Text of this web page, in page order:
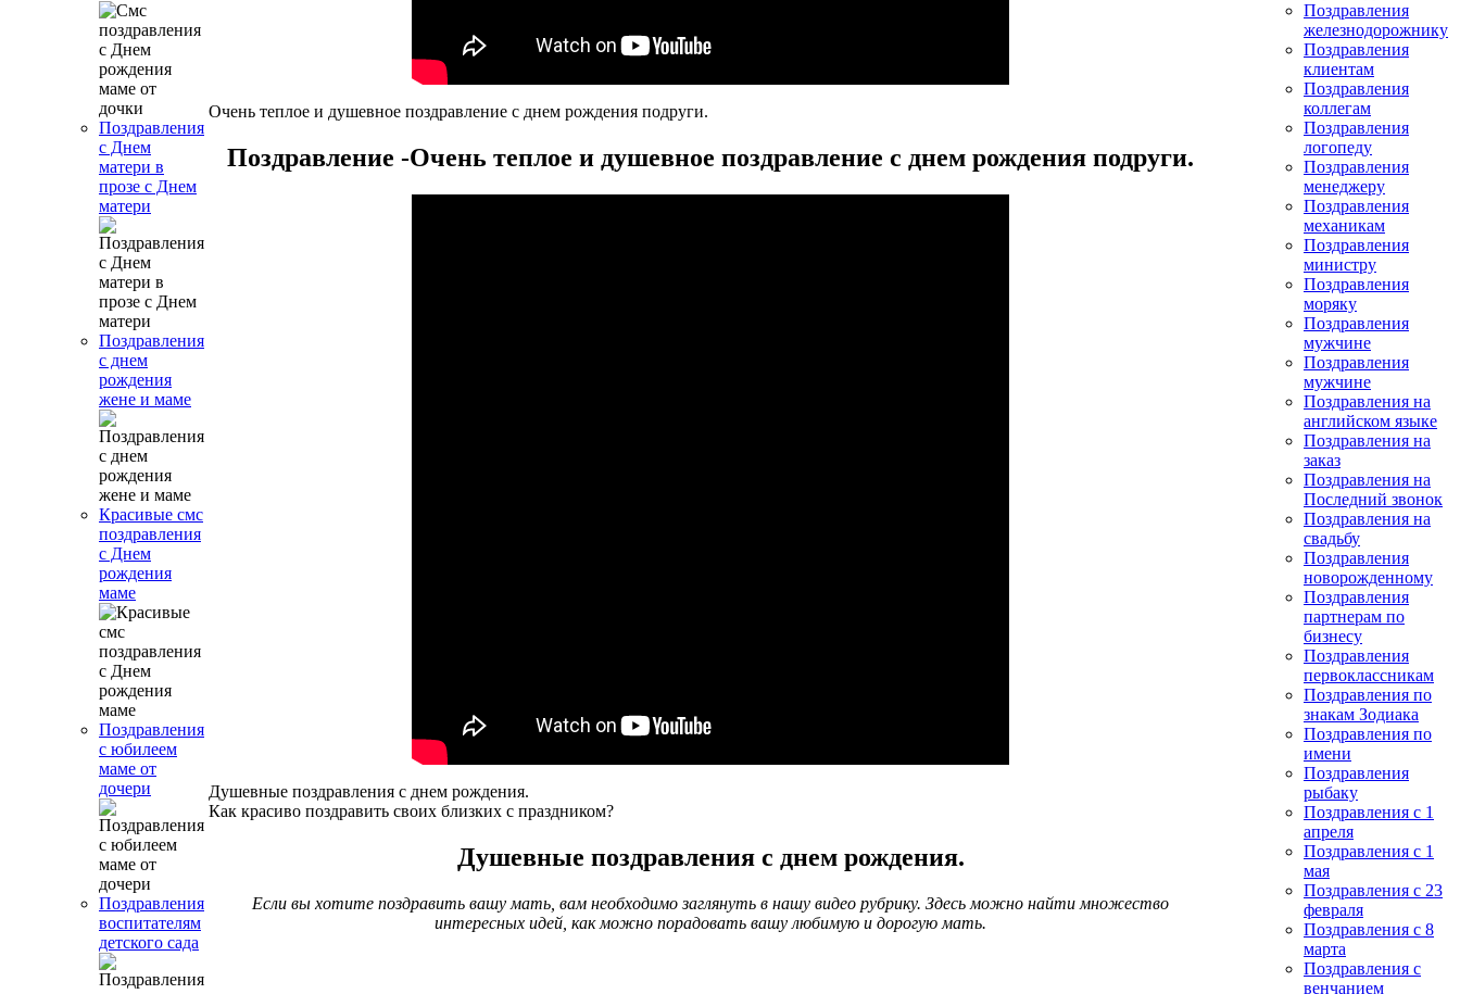
Поздравления
с Днем
матери в
прозе с Днем
матери
Поздравления
с днем
рождения
жене и маме
Красивые смс
поздравления
с Днем
рождения
маме
Поздравления
с юбилеем
маме от
дочери
Поздравления
воспитателям
детского сада
Очень теплое и душевное поздравление с днем рождения подруги.
Поздравление -Очень теплое и душевное поздравление с днем рождения подруги.
Душевные поздравления с днем рождения.
Как красиво поздравить своих близких с праздником?
Душевные поздравления с днем рождения.
Если вы хотите поздравить вашу мать, вам необходимо заглянуть в нашу видео рубрику. Здесь можно найти множество
интересных идей, как можно порадовать вашу любимую и дорогую мать.
Поздравления
железнодорожнику
Поздравления
клиентам
Поздравления
коллегам
Поздравления
логопеду
Поздравления
менеджеру
Поздравления
механикам
Поздравления
министру
Поздравления
моряку
Поздравления
мужчине
Поздравления
мужчине
Поздравления на
английском языке
Поздравления на
заказ
Поздравления на
Последний звонок
Поздравления на
свадьбу
Поздравления
новорожденному
Поздравления
партнерам по
бизнесу
Поздравления
первоклассникам
Поздравления по
знакам Зодиака
Поздравления по
имени
Поздравления
рыбаку
Поздравления с 1
апреля
Поздравления с 1
мая
Поздравления с 23
февраля
Поздравления с 8
марта
Поздравления с
венчанием